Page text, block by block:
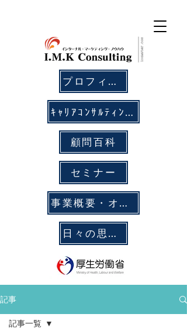
プロフィール
ｷｬﾘｱｺﾝｻﾙﾃｨﾝｸﾞ
顧問百科
セミナー
事業概要・オフィス拠点
日々の思考メモ
記事
記事一覧